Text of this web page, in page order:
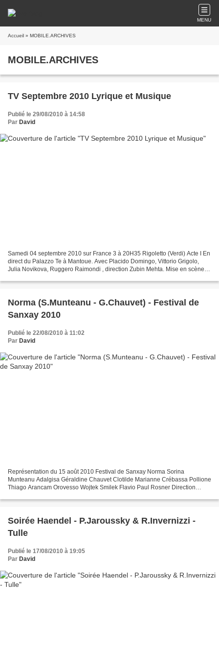
MENU
Accueil » MOBILE.ARCHIVES
MOBILE.ARCHIVES
TV Septembre 2010 Lyrique et Musique
Publié le 29/08/2010 à 14:58
Par David
Samedi 04 septembre 2010 sur France 3 à 20H35 Rigoletto (Verdi) Acte I En
direct du Palazzo Te à Mantoue. Avec Placido Domingo, Vittorio Grigolo,
Julia Novikova, Ruggero Raimondi , direction Zubin Mehta. Mise en scène
Norma (S.Munteanu - G.Chauvet) - Festival de
Sanxay 2010
Publié le 22/08/2010 à 11:02
Par David
Représentation du 15 août 2010 Festival de Sanxay Norma Sorina
Munteanu Adalgisa Géraldine Chauvet Clotilde Marianne Crébassa Pollione
Thiago Arancam Orovesso Wojtek Smilek Flavio Paul Rosner Direction
Soirée Haendel - P.Jaroussky & R.Invernizzi -
Tulle
Publié le 17/08/2010 à 19:05
Par David